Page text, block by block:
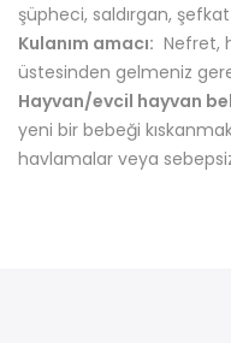
şüpheci, saldırgan,
Kulanım amacı: Nefret,
üstesinden gelmeniz
Hayvan/evcil hayvan
yeni bir bebeği kıskanmak.
havlamalar veya sebepsiz